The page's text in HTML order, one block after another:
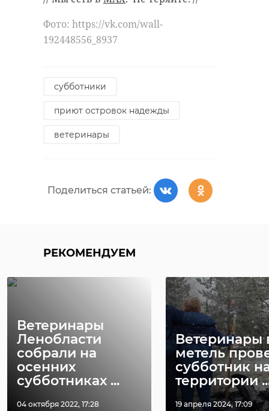
Фото: https://vk.com/wall-
192448556_8937
субботники
приют островок надежды
ветеринары
Поделиться статьей:
РЕКОМЕНДУЕМ
Ветеринары
Ленобласти
собрали на
осенних
субботниках ...
04 октября 2022, 17:28
Ветеринары
метель
субботник
территории
19 апреля 2024, 17:09